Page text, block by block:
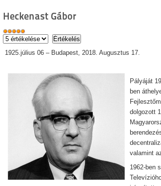
Heckenast Gábor
1925.július 06 – Budapest, 2018. Augusztus 17.
Pályáját
ben
dolgozott
valamint
1962-ben